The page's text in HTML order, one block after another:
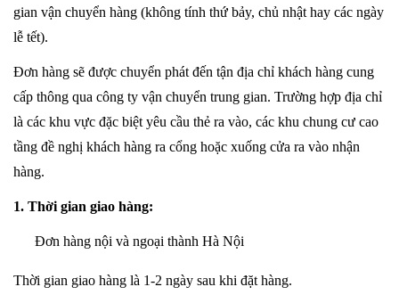
gian vận chuyển hàng (không tính thứ bảy, chủ nhật hay các ngày
lễ tết).
Đơn hàng sẽ được chuyển phát đến tận địa chỉ khách hàng cung
cấp thông qua công ty vận chuyển trung gian. Trường hợp địa chỉ
là các khu vực đặc biệt yêu cầu thẻ ra vào, các khu chung cư cao
tầng đề nghị khách hàng ra cổng hoặc xuống cửa ra vào nhận
hàng.
1. Thời gian giao hàng:
Đơn hàng nội và ngoại thành Hà Nội
Thời gian giao hàng là 1-2 ngày sau khi đặt hàng.